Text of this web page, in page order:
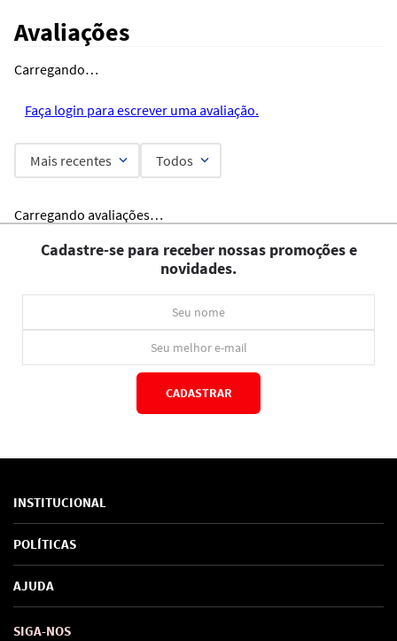
Avaliações
Carregando…
Faça login para escrever uma avaliação.
Mais recentes Todos
Carregando avaliações…
Cadastre-se para receber nossas promoções e
novidades.
CADASTRAR
INSTITUCIONAL
Sobre Nós
Marcas
SAC de marcas
Como comprar
POLÍTICAS
Política de Privacidade
Troca e Devoluções
Formas de Pagamento
AJUDA
SIGA-NOS